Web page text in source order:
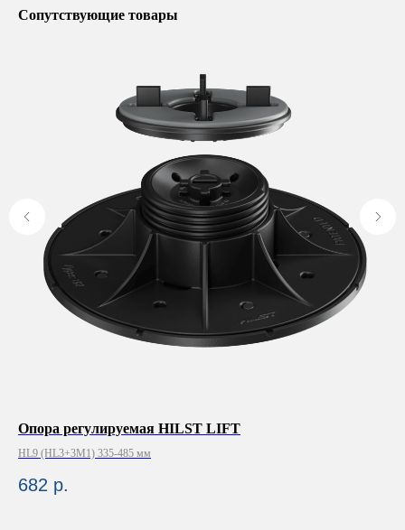
Сопутствующие товары
Опора регулируемая HILST LIFT
HL9 (HL3+3М1) 335-485 мм
682 р.